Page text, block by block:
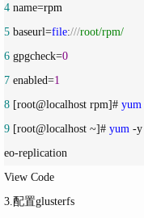
4 name=
5 baseurl=file:///root/rpm/
6 gpgcheck=0
7 enabled=1
8 [root@localhost rpm]# yum
9 [root@localhost ~]# yum -y
eo-replication
View Code
3.配置glusterfs